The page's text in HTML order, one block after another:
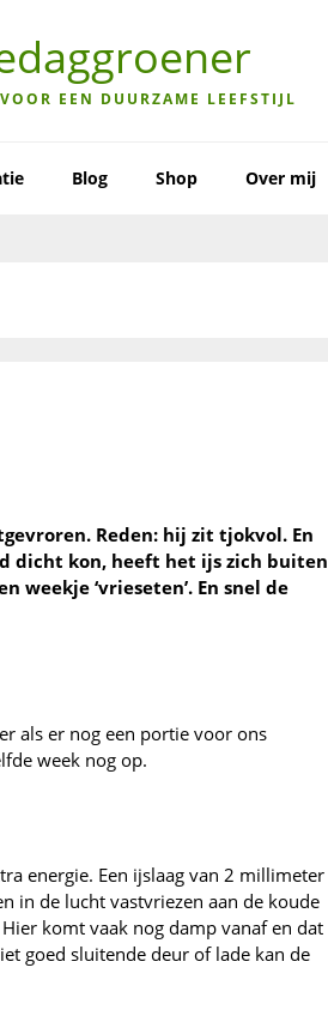
EEN DUURZAME LEEFSTIJL
Blog Shop Over mij
Reden: hij zit tjokvol. En
dicht kon, heeft het ijs zich buiten
weekje ‘vrieseten’. En snel de
als er nog een portie voor ons
week nog op.
energie. Een ijslaag van 2 millimeter
in de lucht vastvriezen aan de koude
komt vaak nog damp vanaf en dat
goed sluitende deur of lade kan de